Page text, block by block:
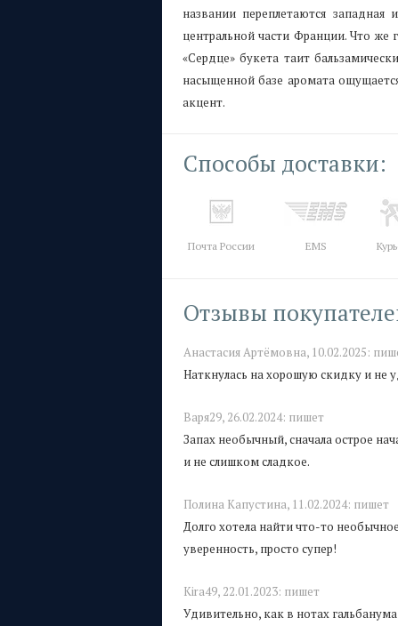
названии переплетаются
центральной части Франции. Что
«Сердце» букета таит
насыщенной базе аромата
акцент.
Способы доставки:
Почта России EMS
Отзывы
Анастасия Артёмовна, 10.02.2025:
Наткнулась на хорошую скидку и не
Варя29, 26.02.2024: пишет
Запах необычный, сначала острое
и не слишком сладкое.
Полина Капустина, 11.02.2024: пишет
Долго хотела найти что-то
уверенность, просто супер!
Kira49, 22.01.2023: пишет
Удивительно, как в нотах